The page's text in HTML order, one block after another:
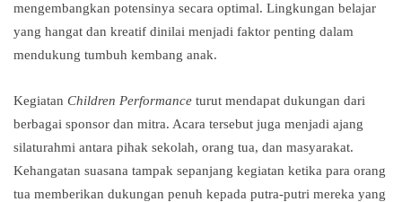
mengembangkan potensinya secara optimal. Lingkungan belajar
yang hangat dan kreatif dinilai menjadi faktor penting dalam
mendukung tumbuh kembang anak.
Kegiatan Children Performance turut mendapat dukungan dari
berbagai sponsor dan mitra. Acara tersebut juga menjadi ajang
silaturahmi antara pihak sekolah, orang tua, dan masyarakat.
Kehangatan suasana tampak sepanjang kegiatan ketika para orang
tua memberikan dukungan penuh kepada putra-putri mereka yang